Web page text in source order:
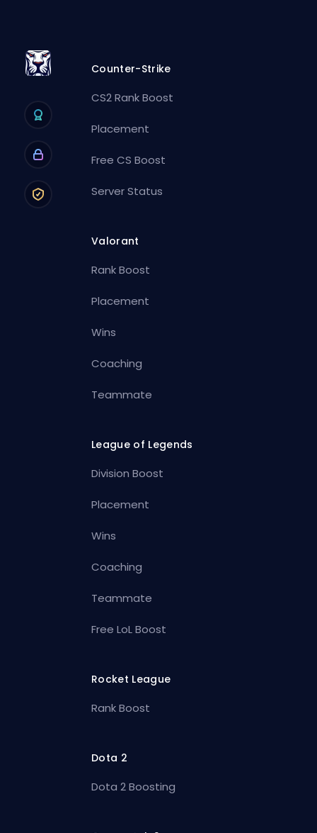
Counter-Strike
CS2 Rank Boost
Placement
Free CS Boost
Server Status
Valorant
Rank Boost
Placement
Wins
Coaching
Teammate
League of Legends
Division Boost
Placement
Wins
Coaching
Teammate
Free LoL Boost
Rocket League
Rank Boost
Dota 2
Dota 2 Boosting